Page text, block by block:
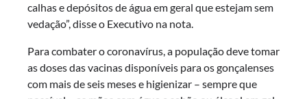
calhas e depósitos de água em geral que estejam sem
vedação”, disse o Executivo na nota.
Para combater o coronavírus, a população deve tomar
as doses das vacinas disponíveis para os gonçalenses
com mais de seis meses e higienizar – sempre que